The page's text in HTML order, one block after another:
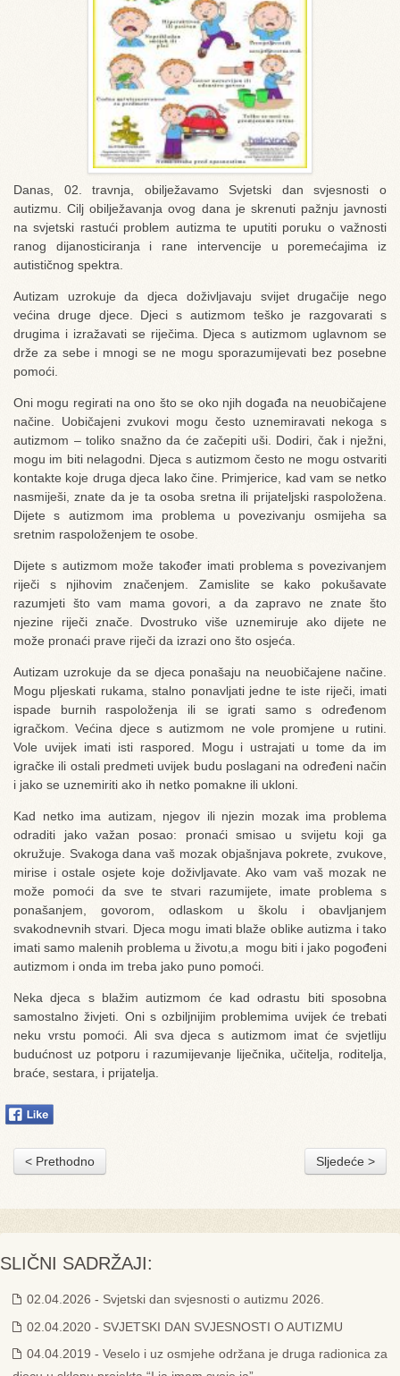
Danas, 02. travnja, obilježavamo Svjetski dan svjesnosti o
autizmu. Cilj obilježavanja ovog dana je skrenuti pažnju javnosti
na svjetski rastući problem autizma te uputiti poruku o važnosti
ranog dijanosticiranja i rane intervencije u poremećajima iz
autističnog spektra.
Autizam uzrokuje da djeca doživljavaju svijet drugačije nego
većina druge djece. Djeci s autizmom teško je razgovarati s
drugima i izražavati se riječima. Djeca s autizmom uglavnom se
drže za sebe i mnogi se ne mogu sporazumijevati bez posebne
pomoći.
Oni mogu regirati na ono što se oko njih događa na neuobičajene
načine. Uobičajeni zvukovi mogu često uznemiravati nekoga s
autizmom – toliko snažno da će začepiti uši. Dodiri, čak i nježni,
mogu im biti nelagodni. Djeca s autizmom često ne mogu ostvariti
kontakte koje druga djeca lako čine. Primjerice, kad vam se netko
nasmiješi, znate da je ta osoba sretna ili prijateljski raspoložena.
Dijete s autizmom ima problema u povezivanju osmijeha sa
sretnim raspoloženjem te osobe.
Dijete s autizmom može također imati problema s povezivanjem
riječi s njihovim značenjem. Zamislite se kako pokušavate
razumjeti što vam mama govori, a da zapravo ne znate što
njezine riječi znače. Dvostruko više uznemiruje ako dijete ne
može pronaći prave riječi da izrazi ono što osjeća.
Autizam uzrokuje da se djeca ponašaju na neuobičajene načine.
Mogu pljeskati rukama, stalno ponavljati jedne te iste riječi, imati
ispade burnih raspoloženja ili se igrati samo s određenom
igračkom. Većina djece s autizmom ne vole promjene u rutini.
Vole uvijek imati isti raspored. Mogu i ustrajati u tome da im
igračke ili ostali predmeti uvijek budu poslagani na određeni način
i jako se uznemiriti ako ih netko pomakne ili ukloni.
Kad netko ima autizam, njegov ili njezin mozak ima problema
odraditi jako važan posao: pronaći smisao u svijetu koji ga
okružuje. Svakoga dana vaš mozak objašnjava pokrete, zvukove,
mirise i ostale osjete koje doživljavate. Ako vam vaš mozak ne
može pomoći da sve te stvari razumijete, imate problema s
ponašanjem, govorom, odlaskom u školu i obavljanjem
svakodnevnih stvari. Djeca mogu imati blaže oblike autizma i tako
imati samo malenih problema u životu,a mogu biti i jako pogođeni
autizmom i onda im treba jako puno pomoći.
Neka djeca s blažim autizmom će kad odrastu biti sposobna
samostalno živjeti. Oni s ozbiljnijim problemima uvijek će trebati
neku vrstu pomoći. Ali sva djeca s autizmom imat će svjetliju
budućnost uz potporu i razumijevanje liječnika, učitelja, roditelja,
braće, sestara, i prijatelja.
< Prethodno Sljedeće >
SLIČNI SADRŽAJI:
02.04.2026 - Svjetski dan svjesnosti o autizmu 2026.
02.04.2020 - SVJETSKI DAN SVJESNOSTI O AUTIZMU
04.04.2019 - Veselo i uz osmjehe održana je druga radionica za